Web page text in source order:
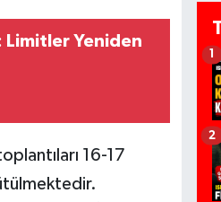
Limitler Yeniden
16-17
1
2